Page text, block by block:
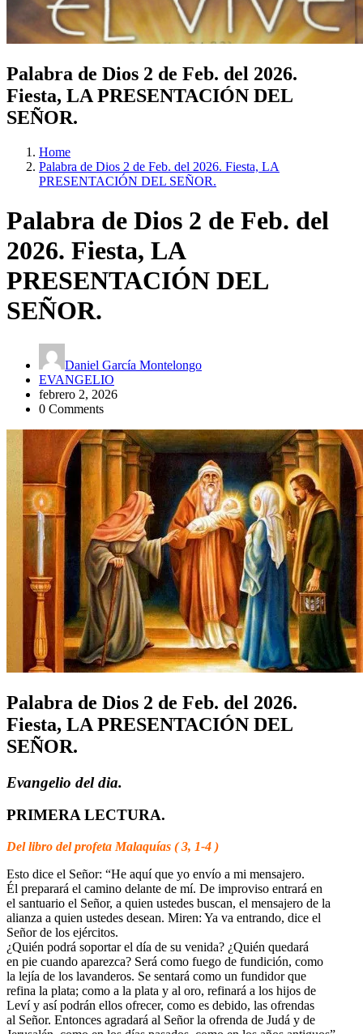
Palabra de Dios 2 de Feb. del 2026.
Fiesta, LA PRESENTACIÓN DEL
SEÑOR.
Home
Palabra de Dios 2 de Feb. del 2026. Fiesta, LA
PRESENTACIÓN DEL SEÑOR.
Palabra de Dios 2 de Feb. del
2026. Fiesta, LA
PRESENTACIÓN DEL
SEÑOR.
Daniel García Montelongo
EVANGELIO
febrero 2, 2026
0 Comments
Palabra de Dios 2 de Feb. del 2026.
Fiesta, LA PRESENTACIÓN DEL
SEÑOR.
Evangelio del dia.
PRIMERA LECTURA.
Del libro del profeta Malaquías ( 3, 1-4 )
Esto dice el Señor: “He aquí que yo envío a mi mensajero.
Él preparará el camino delante de mí. De improviso entrará en
el santuario el Señor, a quien ustedes buscan, el mensajero de la
alianza a quien ustedes desean. Miren: Ya va entrando, dice el
Señor de los ejércitos.
¿Quién podrá soportar el día de su venida? ¿Quién quedará
en pie cuando aparezca? Será como fuego de fundición, como
la lejía de los lavanderos. Se sentará como un fundidor que
refina la plata; como a la plata y al oro, refinará a los hijos de
Leví y así podrán ellos ofrecer, como es debido, las ofrendas
al Señor. Entonces agradará al Señor la ofrenda de Judá y de